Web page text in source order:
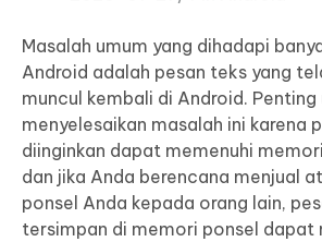
iAnyGo
Masalah umum yang dihadapi
Android adalah pesan teks yang
muncul kembali di Android. Penting
menyelesaikan masalah ini karena
diinginkan dapat memenuhi
dan jika Anda berencana menjual
ponsel Anda kepada orang lain,
tersimpan di memori ponsel dapat